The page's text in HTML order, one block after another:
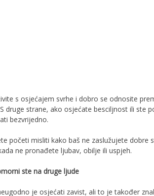
s osjećajem svrhe i dobro se odnosite
druge strane, ako osjećate besciljnost ili ste
bezvrijedno.
početi misliti kako baš ne zaslužujete
ne pronađete ljubav, obilje ili uspjeh.
ste na druge ljude
je osjećati zavist, ali to je također